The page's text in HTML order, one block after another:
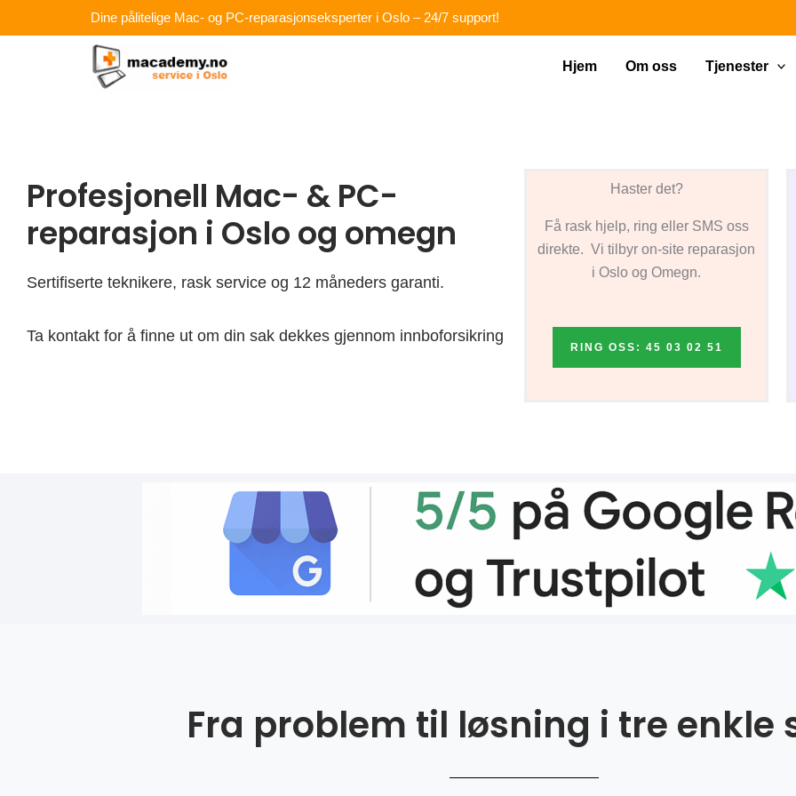
rett
Dine pålitelige Mac- og PC-reparasjonseksperter i Oslo – 24/7 support!
Hjem Om oss Tjenester
Profesjonell Mac- & PC-
reparasjon i Oslo og omegn
Sertifiserte teknikere, rask service og 12 måneders garanti.
Ta kontakt for å finne ut om din sak dekkes gjennom innboforsikring
Haster det?
Få rask hjelp, ring eller SMS oss
direkte. Vi tilbyr on-site reparasjon
i Oslo og Omegn.
RING OSS: 45 03 02 51
Fra problem til løsning i tre enkle